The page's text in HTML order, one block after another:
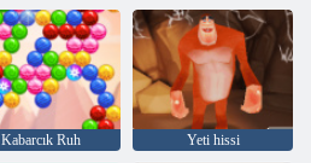
Kabarcık Ruh Yeti hissi